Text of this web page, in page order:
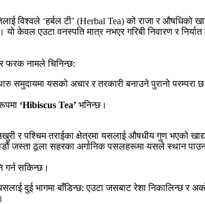
‘हर्बल टी’ (Herbal Tea) को राजा र औषधिको
केवल एउटा वनस्पति मात्र नभएर गरिबी निवारण र
फरक नामले चिनिन्छ:
समुदायमा यसको अचार र तरकारी बनाउने पुरानो परम्परा
‘Hibiscus Tea’ भनिन्छ।
र पश्चिम तराईका क्षेत्रमा यसलाई औषधीय गुण भएको
जस्ता ठूला सहरका अर्गानिक पसलहरूमा यसले स्थान
गर्न सकिन्छ।
दुई भागमा बाँडिन्छ: एउटा जसबाट रेशा निकालिन्छ र